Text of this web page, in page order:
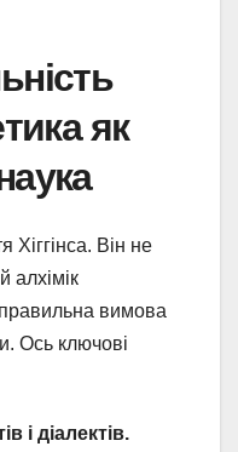
як
Він не
алхімік
вимова
Ось ключові
і діалектів.